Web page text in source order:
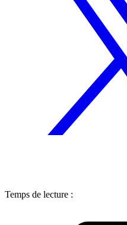
Temps de lecture :